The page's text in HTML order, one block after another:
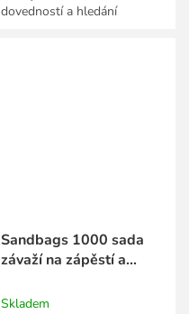
dovedností a hledání
Sandbags 1000 sada
závaží na zápěstí a
Skladem